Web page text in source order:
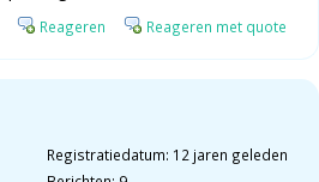
Reageren Reageren met quote
Registratiedatum: 12 jaren geleden